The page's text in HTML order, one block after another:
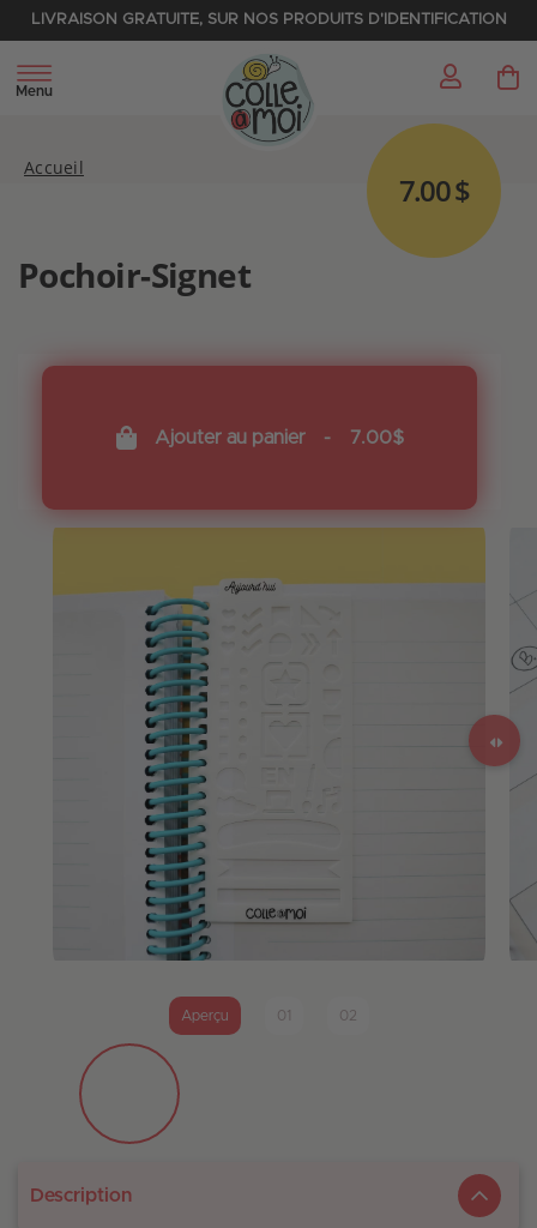
LIVRAISON GRATUITE, SUR NOS PRODUITS D'IDENTIFICATION
Menu
Accueil
Pochoir-Signet
7.00 $
Ajouter au panier - 7.00$
Aperçu 01 02
Description